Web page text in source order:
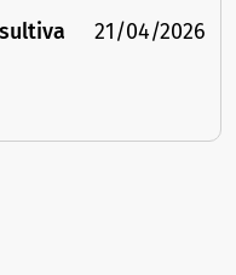
21/04/2026